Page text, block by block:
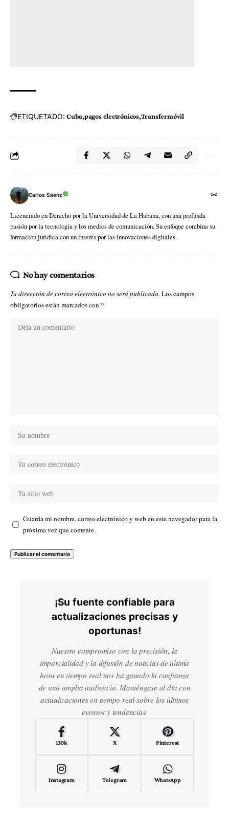
ETIQUETADO: Cuba pagos electrónicos Transfermóvil
Carlos Sáenz
Licenciado en Derecho por la Universidad de La Habana, con una profunda
pasión por la tecnología y los medios de comunicación. Su enfoque combina su
formación jurídica con un interés por las innovaciones digitales.
No hay comentarios
Tu dirección de correo electrónico no será publicada. Los campos
obligatorios están marcados con *
Guarda mi nombre, correo electrónico y web en este navegador para la
próxima vez que comente.
¡Su fuente confiable para
actualizaciones precisas y
oportunas!
Nuestro compromiso con la precisión, la
imparcialidad y la difusión de noticias de última
hora en tiempo real nos ha ganado la confianza
de una amplia audiencia. Manténgase al día con
actualizaciones en tiempo real sobre los últimos
eventos y tendencias.
130k X Pinterest
Instagram Telegram WhatsApp